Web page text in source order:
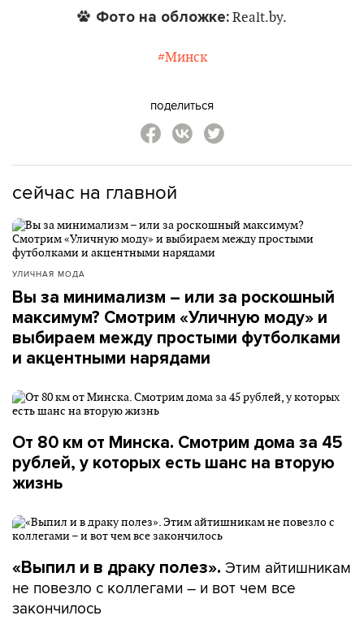
Фото на обложке: Realt.by.
#Минск
поделиться
сейчас на главной
УЛИЧНАЯ МОДА
Вы за минимализм – или за роскошный
максимум? Смотрим «Уличную моду» и
выбираем между простыми футболками
и акцентными нарядами
От 80 км от Минска. Смотрим дома за 45
рублей, у которых есть шанс на вторую
жизнь
«Выпил и в драку полез». Этим айтишникам
не повезло с коллегами – и вот чем все
закончилось